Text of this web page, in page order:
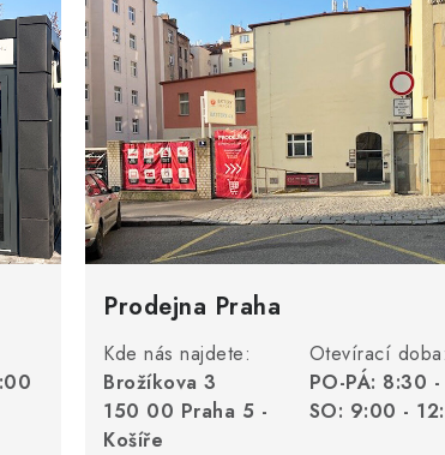
Prodejna Praha
Kde nás najdete:
Brožíkova 3
150 00 Praha 5 -
Košíře
Otevírací doba:
PO-PÁ: 8:30
SO: 9:00 -